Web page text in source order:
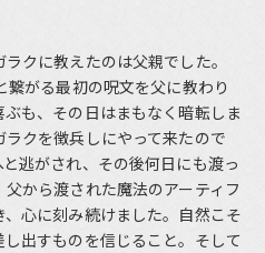
クに教えたのは父親でした。
がる最初の呪文を父に教わり
も、その日はまもなく暗転しま
クを徴兵しにやって来たので
逃がされ、その後何日にも渡っ
から渡された魔法のアーティフ
心に刻み続けました。自然こそ
出すものを信じること。そして